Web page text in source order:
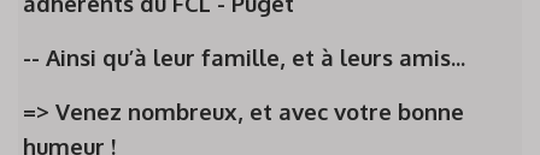
--Ainsi qu’à leur famille, et à leurs amis...
=>Venez nombreux, et avec votre bonne
humeur !